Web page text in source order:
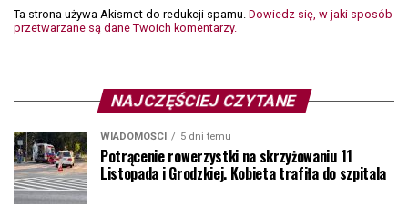
Ta strona używa Akismet do redukcji spamu. Dowiedz się, w jaki sposób
przetwarzane są dane Twoich komentarzy.
NAJCZĘŚCIEJ CZYTANE
WIADOMOŚCI 5 dni temu
Potrącenie rowerzystki na skrzyżowaniu 11
Listopada i Grodzkiej. Kobieta trafiła do szpitala